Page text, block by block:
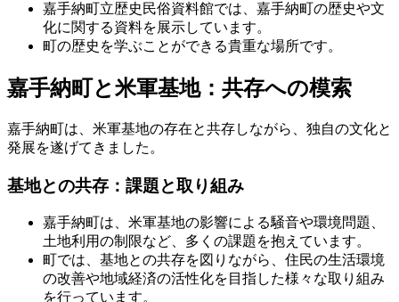
嘉手納町立歴史民俗資料館では、嘉手納町の歴史や文
化に関する資料を展示しています。
町の歴史を学ぶことができる貴重な場所です。
嘉手納町と米軍基地：共存への模索
嘉手納町は、米軍基地の存在と共存しながら、独自の文化と
発展を遂げてきました。
基地との共存：課題と取り組み
嘉手納町は、米軍基地の影響による騒音や環境問題、
土地利用の制限など、多くの課題を抱えています。
町では、基地との共存を図りながら、住民の生活環境
の改善や地域経済の活性化を目指した様々な取り組み
を行っています。